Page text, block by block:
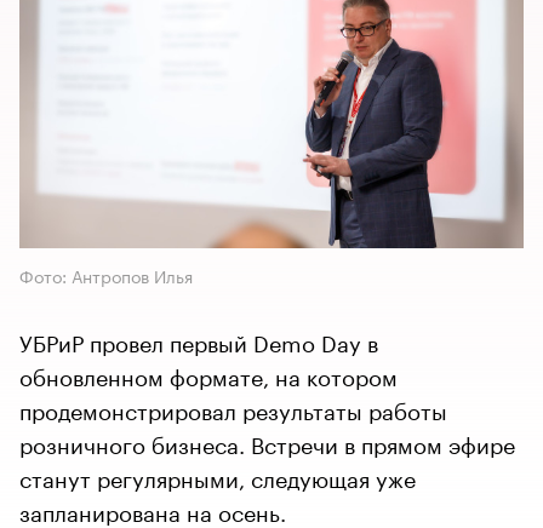
Фото: Антропов Илья
УБРиР провел первый Demo Day в
обновленном формате, на котором
продемонстрировал результаты работы
розничного бизнеса. Встречи в прямом эфире
станут регулярными, следующая уже
запланирована на осень.